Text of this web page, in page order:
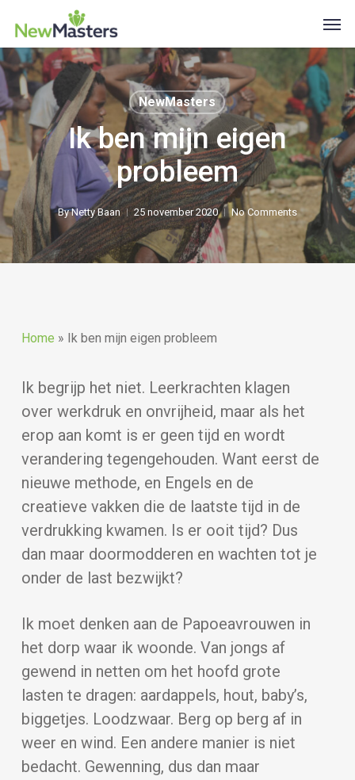
main
content
NewMasters
Ik ben mijn eigen
probleem
By Netty Baan 25 november 2020 No Comments
Home » Ik ben mijn eigen probleem
Ik begrijp het niet. Leerkrachten klagen
over werkdruk en onvrijheid, maar als het
erop aan komt is er geen tijd en wordt
verandering tegengehouden. Want eerst de
nieuwe methode, en Engels en de
creatieve vakken die de laatste tijd in de
verdrukking kwamen. Is er ooit tijd? Dus
dan maar doormodderen en wachten tot je
onder de last bezwijkt?
Ik moet denken aan de Papoeavrouwen in
het dorp waar ik woonde. Van jongs af
gewend in netten om het hoofd grote
lasten te dragen: aardappels, hout, baby’s,
biggetjes. Loodzwaar. Berg op berg af in
weer en wind. Een andere manier is niet
bedacht. Gewenning, dus dan maar